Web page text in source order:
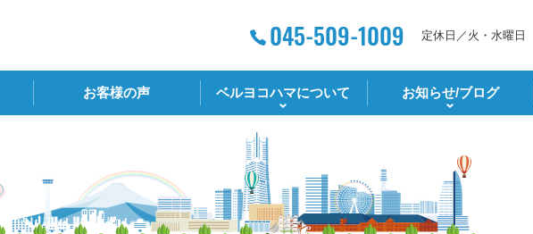
定休日／火・水曜日
お客様の声 ベルヨコハマについて お知らせ/ブログ